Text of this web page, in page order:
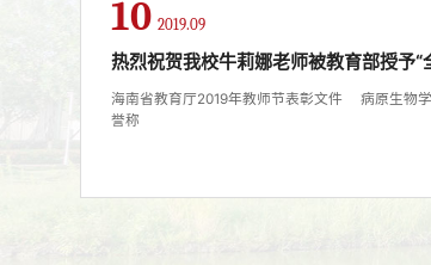
10 2019.09
热烈祝贺我校牛莉娜老师被教育部授予“
海南省教育厅2019年教师节表彰文件 病原生物
誉称